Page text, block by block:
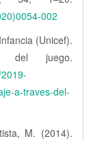
002
(Unicef).
del juego.
a-traves-del-
M. (2014).